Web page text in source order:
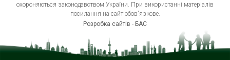
охороняються законодавством України. При використанні матеріалів
посилання на сайт обов'язкове.
Розробка сайтів - БАС